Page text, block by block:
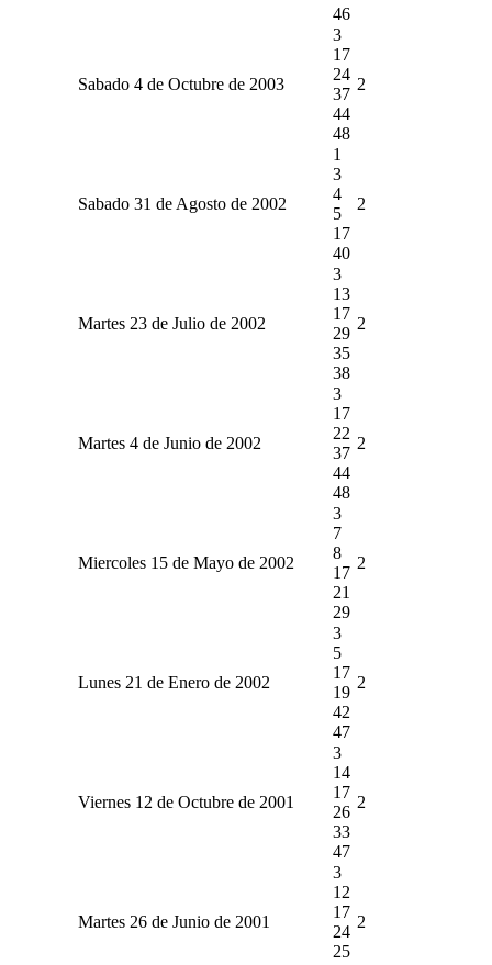
46
Sabado 4 de Octubre de 2003
3
17
24
37
44
48
2
Sabado 31 de Agosto de 2002
1
3
4
5
17
40
2
Martes 23 de Julio de 2002
3
13
17
29
35
38
2
Martes 4 de Junio de 2002
3
17
22
37
44
48
2
Miercoles 15 de Mayo de 2002
3
7
8
17
21
29
2
Lunes 21 de Enero de 2002
3
5
17
19
42
47
2
Viernes 12 de Octubre de 2001
3
14
17
26
33
47
2
Martes 26 de Junio de 2001
3
12
17
24
25
2